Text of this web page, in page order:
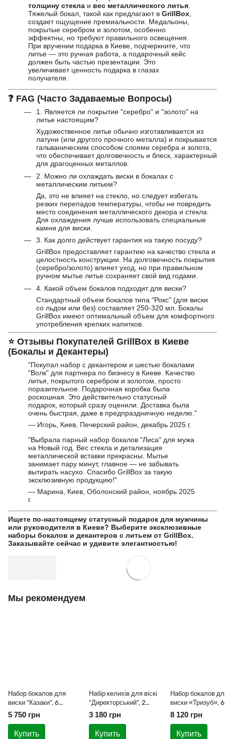
толщину стекла и вес металлического литья
Тяжелый бокал, такой как предлагают в GrillBox
создает ощущение премиальности. Медальоны,
покрытые серебром и золотом, особенно
эффектны, но требуют правильного освещения.
При вручении подарка в Киеве, подчеркните, что
литье — это ручная работа, а подарочный кейс
должен быть частью презентации. Это
увеличивает ценность подарка в глазах
получателя.
❓ FAG (Часто Задаваемые Вопросы)
1. Является ли покрытие "серебро" и "золото" на
литье настоящим?
Художественное литье обычно изготавливается из
латуни (или другого прочного металла) и покрывается
гальваническим способом слоями серебра и золота,
что обеспечивает долговечность и блеск, характерный
для драгоценных металлов.
2. Можно ли охлаждать виски в бокалах с
металлическим литьем?
Да, это не влияет на стекло, но следует избегать
резких перепадов температуры, чтобы не повредить
место соединения металлического декора и стекла.
Для охлаждения лучше использовать специальные
камни для виски.
3. Как долго действует гарантия на такую посуду?
GrillBox предоставляет гарантию на качество стекла и
целостность конструкции. На долговечность покрытия
(серебро/золото) влияет уход, но при правильном
ручном мытье литье сохраняет свой вид годами.
4. Какой объем бокалов подходит для виски?
Стандартный объем бокалов типа "Рокс" (для виски
со льдом или без) составляет 250-320 мл. Бокалы
GrillBox имеют оптимальный объем для комфортного
употребления крепких напитков.
⭐ Отзывы Покупателей GrillBox в Киеве
(Бокалы и Декантеры)
"Покупал набор с декантером и шестью бокалами
"Волк" для партнера по бизнесу в Киеве. Качество
литья, покрытого серебром и золотом, просто
поразительное. Подарочная коробка была
роскошная. Это действительно статусный
подарок, который сразу оценили. Доставка была
очень быстрая, даже в предпраздничную неделю."
— Игорь, Киев, Печерский район, декабрь 2025 г.
"Выбрала парный набор бокалов "Лиса" для мужа
на Новый год. Вес стекла и детализация
металлической вставки прекрасны. Мытье
занимает пару минут, главное — не забывать
вытирать насухо. Спасибо GrillBox за такую
эксклюзивную продукцию!"
— Марина, Киев, Оболонский район, ноябрь 2025
г.
Ищете по-настоящему статусный подарок для мужчины
или руководителя в Киеве? Выберите эксклюзивные
наборы бокалов и декантеров с литьем от GrillBox.
Заказывайте сейчас и удивите элегантностью!
Мы рекомендуем
Набор бокалов для
виски "Казаки", 6
бокалов, серебро,
хрусталь
5 750 грн
Купить
Набір келихів для віскі
"Директорський", 2
келиха, срібло,
кришталь
3 180 грн
Купить
Набор бокалов
виски «Тризуб», 6
бокалов, серебро,
золото, хрусталь.
8 120 грн
Купить